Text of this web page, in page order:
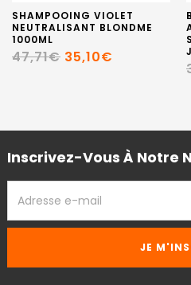
SHAMPOOING VIOLET
NEUTRALISANT BLONDME
1000ML
47,71€ 35,10€
Inscrivez-Vous À Notre
EMAIL